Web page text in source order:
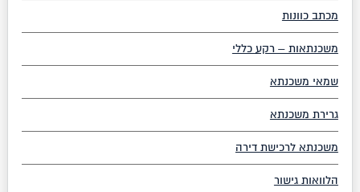
מכתב כוונות
משכנתאות – רקע כללי
שמאי משכנתא
גרירת משכנתא
משכנתא לרכישת דירה
הלוואות גישור